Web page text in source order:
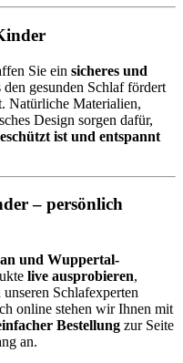
Sie ein sicheres und
den gesunden Schlaf fördert
Natürliche Materialien,
Design sorgen dafür,
ist und entspannt
– persönlich
und Wuppertal-
live ausprobieren,
Schlafexperten
online stehen wir Ihnen mit
Bestellung zur Seite
an.